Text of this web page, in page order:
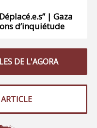
| Gaza
d’inquiétude
DE L'AGORA